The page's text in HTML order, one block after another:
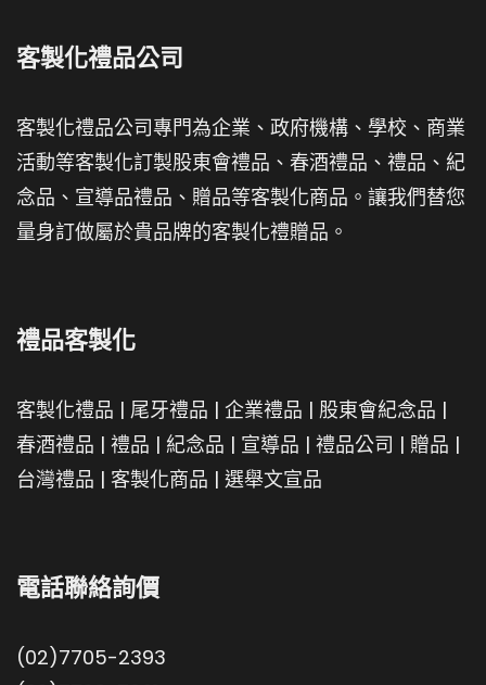
客製化禮品公司
客製化禮品公司專門為企業、政府機構、學校、商業
活動等客製化訂製股東會禮品、春酒禮品、禮品、紀
念品、宣導品禮品、贈品等客製化商品。讓我們替您
量身訂做屬於貴品牌的客製化禮贈品。
禮品客製化
客製化禮品 | 尾牙禮品 | 企業禮品 | 股東會紀念品 |
春酒禮品 | 禮品 | 紀念品 | 宣導品 | 禮品公司 | 贈品 |
台灣禮品 | 客製化商品 | 選舉文宣品
電話聯絡詢價
(02)7705-2393